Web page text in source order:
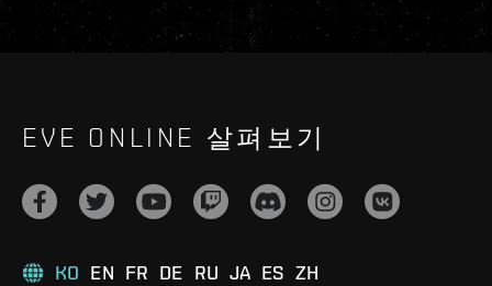
EVE ONLINE 살펴보기
KO EN FR DE RU JA ES ZH